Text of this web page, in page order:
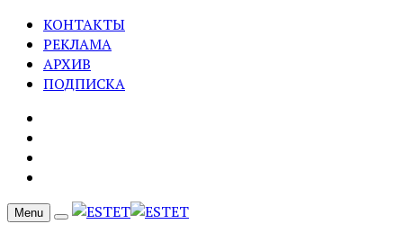
КОНТАКТЫ
РЕКЛАМА
АРХИВ
ПОДПИСКА
Menu